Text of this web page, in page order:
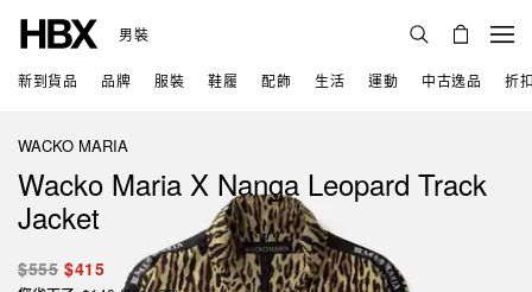
男裝
新到貨品 品牌 服裝 鞋履 配飾 生活 運動 中古逸品 折
WACKO MARIA
Wacko Maria X Nanga Leopard Track
Jacket
$555 $415